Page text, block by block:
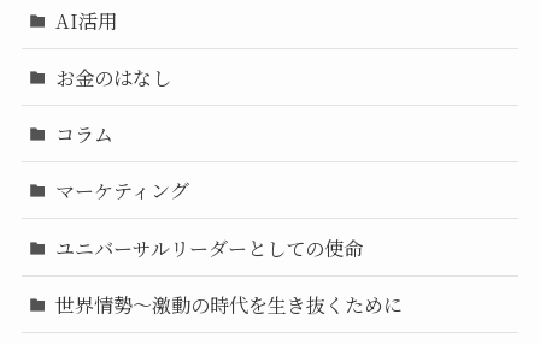
AI活用
お金のはなし
コラム
マーケティング
ユニバーサルリーダーとしての使命
世界情勢〜激動の時代を生き抜くために